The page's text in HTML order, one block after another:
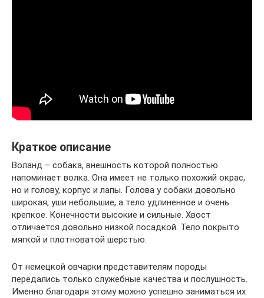
Краткое описание
Воланд – собака, внешность которой полностью
напоминает волка. Она имеет не только похожий окрас,
но и голову, корпус и лапы. Голова у собаки довольно
широкая, уши небольшие, а тело удлиненное и очень
крепкое. Конечности высокие и сильные. Хвост
отличается довольно низкой посадкой. Тело покрыто
мягкой и плотноватой шерстью.
От немецкой овчарки представителям породы
передались только служебные качества и послушность.
Именно благодаря этому можно успешно заниматься их